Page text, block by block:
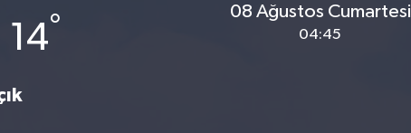
14°
08 Ağustos Cumartesi
04:45